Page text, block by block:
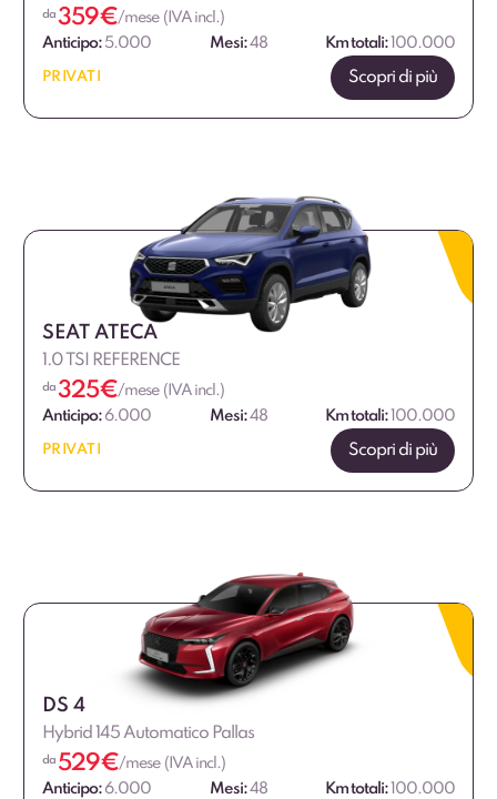
da 359€/mese (IVA incl.)
Anticipo: 5.000 Mesi:48 Km totali: 100.000
PRIVATI Scopri di più
SEAT ATECA
1.0 TSI REFERENCE
da 325€/mese (IVA incl.)
Anticipo: 6.000 Mesi:48 Km totali: 100.000
PRIVATI Scopri di più
DS 4
Hybrid 145 Automatico Pallas
da 529€/mese (IVA incl.)
Anticipo: 6.000 Mesi:48 Km totali: 100.000